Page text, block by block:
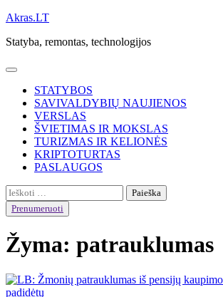
Skip
content
Akras.LT
Statyba, remontas, technologijos
STATYBOS
SAVIVALDYBIŲ NAUJIENOS
VERSLAS
ŠVIETIMAS IR MOKSLAS
TURIZMAS IR KELIONĖS
KRIPTOTURTAS
PASLAUGOS
Ieškoti:
Prenumeruoti
Žyma: patrauklumas